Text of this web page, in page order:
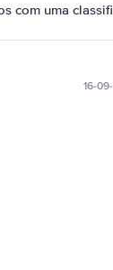
com uma
16-